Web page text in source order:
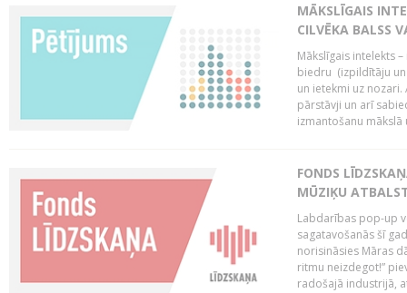
MĀKSLĪGAIS
CILVĒKA BALSS
Mākslīgais intelekts
biedru (izpildītāju
un ietekmi uz
pārstāvji un arī
izmantošanu mākslā
FONDS
MŪZIĶU
Labdarības pop-up
sagatavošanās šī
norisināsies Māras
ritmu neizdegot!”
radošajā industrijā,